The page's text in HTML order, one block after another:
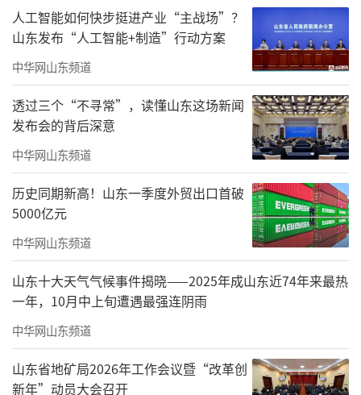
座，深度融合了物联网、大数据、人工智能与
数字孪生四大技术，成功打造了国内首个跨行
业城市级风险耦合AI大模型与10余个场景智能
体，实现了监测准确率超95%、预案匹配准确
率超90%，报警误报率下降20%，技术实战力
显著。
依托软件技术创新，海纳云已开发40余款
行业软件、推出150多个行业解决方案，累计持
有570余项专利及软件著作权，持续为城市安全
与智慧化建设注入科技动能。其核心技术已落
地“青岛市城市安全风险综合监测预警平
台”“青岛市道路桥梁监管服务平台”等标杆
案例，推动城市安全监测向数字化、可视化、
高效化升级。未来，海纳云将持续以实际行动
人工智能如何快步挺进产业“主战场”？
山东发布“人工智能+制造”行动方案
中华网山东频道
透过三个“不寻常”，读懂山东这场新闻
发布会的背后深意
中华网山东频道
历史同期新高！山东一季度外贸出口首破
5000亿元
中华网山东频道
山东十大天气气候事件揭晓——2025年成山东近74年来最热
一年，10月中上旬遭遇最强连阴雨
中华网山东频道
山东省地矿局2026年工作会议暨“改革创
新年”动员大会召开